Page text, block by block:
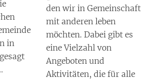
in
den wir in Gemeinschaft
mit anderen leben
möchten. Dabei gibt es
eine Vielzahl von
Angeboten und
Aktivitäten, die für alle